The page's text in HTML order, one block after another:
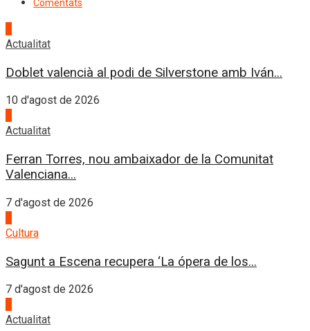
Comentats
Actualitat
Doblet valencià al podi de Silverstone amb Iván...
10 d'agost de 2026
Actualitat
Ferran Torres, nou ambaixador de la Comunitat
Valenciana...
7 d'agost de 2026
Cultura
Sagunt a Escena recupera ‘La ópera de los...
7 d'agost de 2026
Actualitat